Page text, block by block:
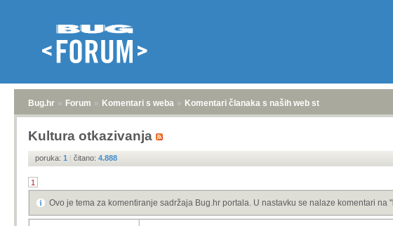
Bug.hr » Forum » Komentari s weba » Komentari članaka s naših web stranica
Kultura otkazivanja
poruka: 1 | čitano: 4.888
1
Ovo je tema za komentiranje sadržaja Bug.hr portala. U nastavku se nalaze komentari na "